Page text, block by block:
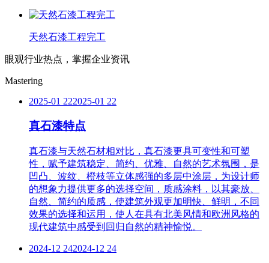
天然石漆工程完工
眼观行业热点，掌握企业资讯
Mastering
2025-01 222025-01 22
真石漆特点
真石漆与天然石材相对比，真石漆更具可变性和可塑
性，赋予建筑稳定、简约、优雅、自然的艺术氛围，是
凹凸、波纹、橙枝等立体感强的多层中涂层，为设计师
的想象力提供更多的选择空间，质感涂料，以其豪放、
自然、简约的质感，使建筑外观更加明快、鲜明，不同
效果的选择和运用，使人在具有北美风情和欧洲风格的
现代建筑中感受到回归自然的精神愉悦。
2024-12 242024-12 24